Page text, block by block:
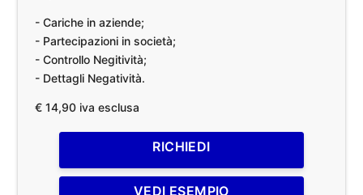
- Cariche in aziende;
- Partecipazioni in società;
- Controllo Negitività;
- Dettagli Negatività.
€ 14,90 iva esclusa
RICHIEDI
VEDI ESEMPIO